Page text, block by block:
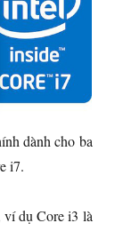
dành cho ba
i7.
ví dụ Core i3 là